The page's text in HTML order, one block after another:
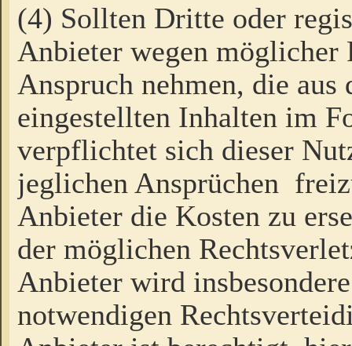
(4) Sollten Dritte oder
Anbieter wegen möglicher
Anspruch nehmen, die
eingestellten Inhalten im
verpflichtet sich dieser
jeglichen Ansprüchen
Anbieter die Kosten zu
der möglichen
Anbieter wird
notwendigen